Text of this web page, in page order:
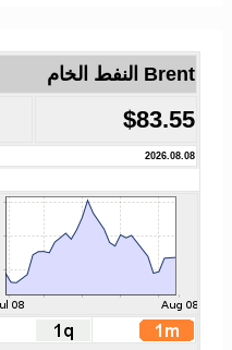
Brent النفط الخام
$83.55
2026.08.08